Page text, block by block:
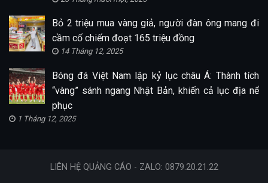
Bỏ 2 triệu mua vàng giả, người đàn ông mang đi
cầm cố chiếm đoạt 165 triệu đồng
14 Tháng 12, 2025
Bóng đá Việt Nam lập kỷ lục châu Á: Thành tích
“vàng” sánh ngang Nhật Bản, khiến cả lục địa nể
phục
1 Tháng 12, 2025
LIÊN HỆ QUẢNG CÁO - ZALO: 0879.20.21.22